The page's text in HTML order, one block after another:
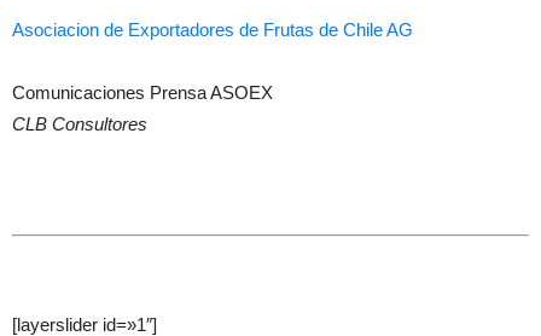
Asociacion de Exportadores de Frutas de Chile AG
Comunicaciones Prensa ASOEX
CLB Consultores
[layerslider id=»1″]